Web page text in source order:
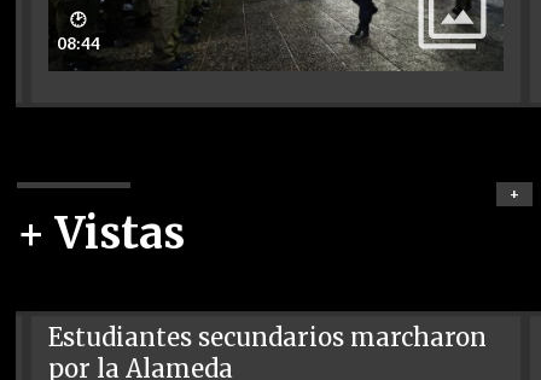
🕑
08:44
+ Vistas
+
Estudiantes secundarios marcharon
por la Alameda